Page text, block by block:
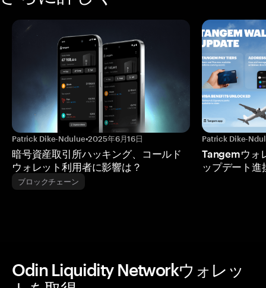
Patrick Dike-Ndulue•2025年6月16日
暗号資産取引所ハッキング、コールド
ウォレット利用者に影響は？
ブロックチェーン
Patrick Dike-
Tangemウォ
ップデート進
Odin Liquidity Networkウォレッ